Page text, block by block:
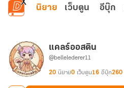
ข้ามไปยังเนื้อหาหลัก
นิยาย เว็บตูน อีบุ๊ก
แคลร์ออสติน
@bellelederer11
20 นิยาย0 เว็บตูน16 อีบุ๊ก260